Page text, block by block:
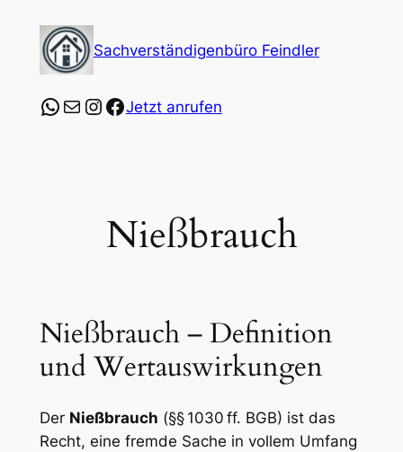
Inhalt
springen
Sachverständigenbüro Feindler
https://wa.me/
E-MailInstagram
Facebook
Jetzt anrufen
Nießbrauch
Nießbrauch – Definition
und Wertauswirkungen
Der Nießbrauch (§§ 1030 ff. BGB) ist das
Recht, eine fremde Sache in vollem Umfang